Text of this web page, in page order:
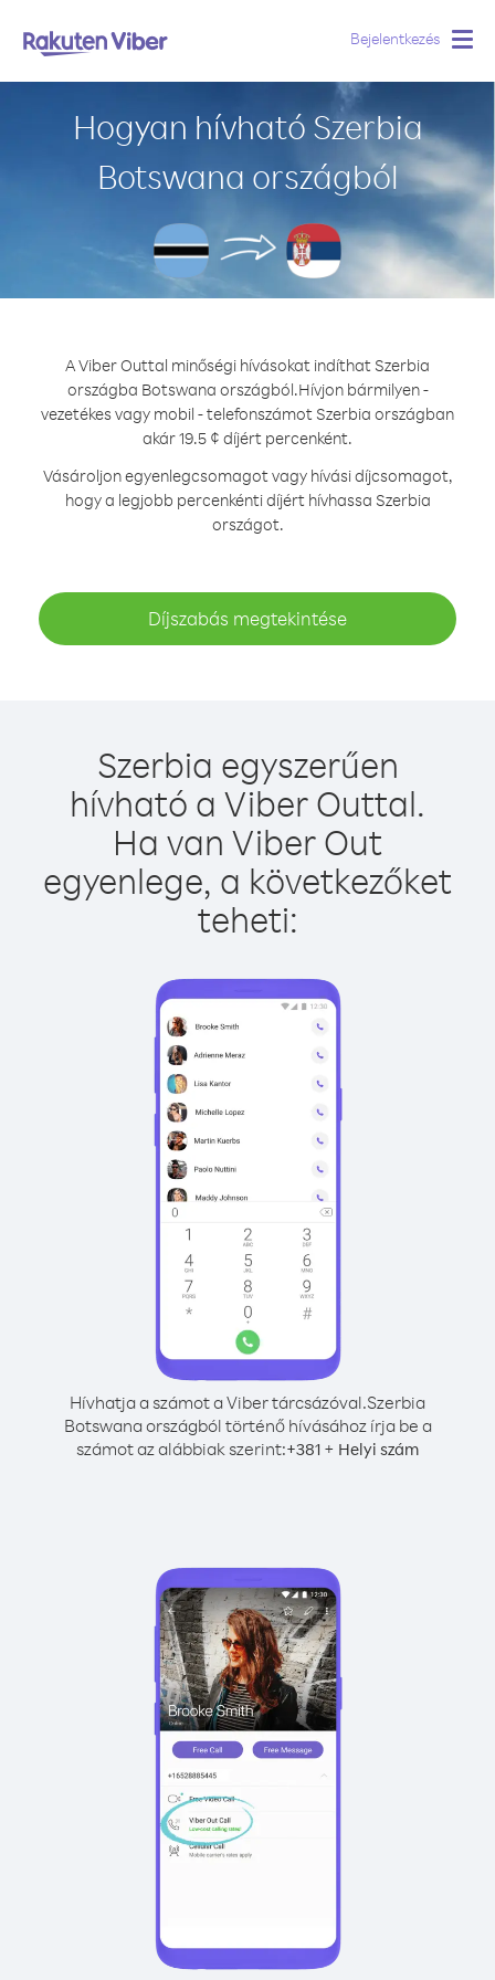
Bejelentkezés
Hogyan hívható Szerbia
Botswana országból
A Viber Outtal minőségi hívásokat indíthat Szerbia
országba Botswana országból.Hívjon bármilyen -
vezetékes vagy mobil - telefonszámot Szerbia országban
akár 19.5 ¢ díjért percenként.
Vásároljon egyenlegcsomagot vagy hívási díjcsomagot,
hogy a legjobb percenkénti díjért hívhassa Szerbia
országot.
Díjszabás megtekintése
Szerbia egyszerűen
hívható a Viber Outtal.
Ha van Viber Out
egyenlege, a következőket
teheti:
Hívhatja a számot a Viber tárcsázóval.Szerbia
Botswana országból történő hívásához írja be a
számot az alábbiak szerint:+381 + Helyi szám